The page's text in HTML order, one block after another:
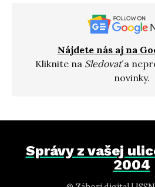
Nájdete nás aj na
Kliknite na Sledovaťa
novinky.
Správy z vašej
2004